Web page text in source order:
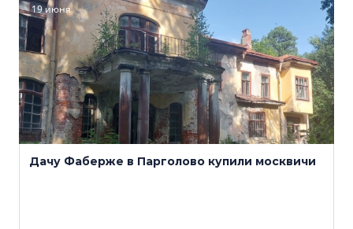
19 июня
Дачу Фаберже в Парголово купили москвичи